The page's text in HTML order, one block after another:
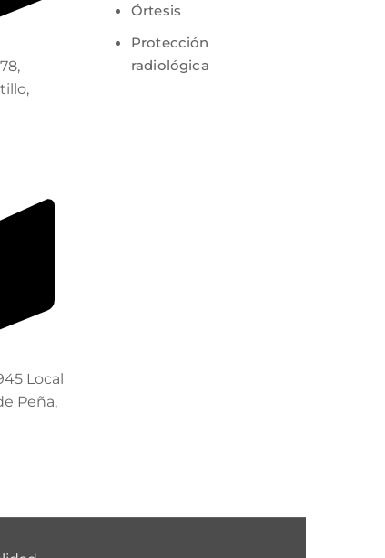
Local
Peña,
Órtesis
Protección
radiológica